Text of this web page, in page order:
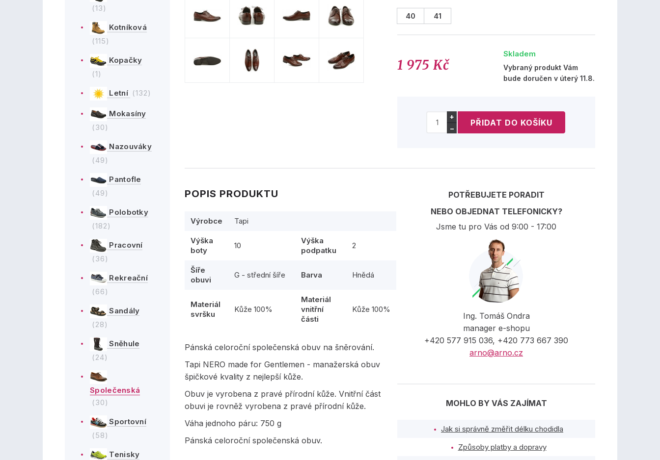
(13)
Kotníková
(115)
Kopačky
(1)
Letní (132)
Mokasíny
(30)
Nazouváky
(49)
Pantofle
(49)
Polobotky
(182)
Pracovní
(36)
Rekreační
(66)
Sandály
(28)
Sněhule
(24)
Společenská
(30)
Sportovní
(58)
Tenisky
40 41
1 975 Kč
Skladem
Vybraný produkt Vám
bude doručen v úterý 11.8.
+
−
POPIS PRODUKTU
Výrobce Tapi
Výška
boty
10
Výška
podpatku
2
Šíře
obuvi
G - střední šíře Barva Hnědá
Materiál
svršku
Kůže 100%
Materiál
vnitřní
části
Kůže 100%
Pánská celoroční společenská obuv na šněrování.
Tapi NERO made for Gentlemen - manažerská obuv
špičkové kvality z nejlepší kůže.
Obuv je vyrobena z pravé přírodní kůže. Vnitřní část
obuvi je rovněž vyrobena z pravé přírodní kůže.
Váha jednoho páru: 750 g
Pánská celoroční společenská obuv.
POTŘEBUJETE PORADIT
NEBO OBJEDNAT TELEFONICKY?
Jsme tu pro Vás od 9:00 - 17:00
Ing. Tomáš Ondra
manager e-shopu
+420 577 915 036, +420 773 667 390
arno@arno.cz
MOHLO BY VÁS ZAJÍMAT
Jak si správně změřit délku chodidla
Způsoby platby a dopravy